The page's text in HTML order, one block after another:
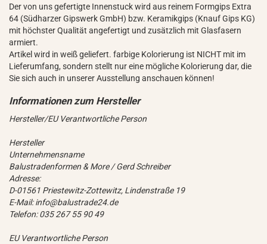
Der von uns gefertigte Innenstuck wird aus reinem Formgips Extra
64 (Südharzer Gipswerk GmbH) bzw. Keramikgips (Knauf Gips KG)
mit höchster Qualität angefertigt und zusätzlich mit Glasfasern
armiert.
Artikel wird in weiß geliefert. farbige Kolorierung ist NICHT mit im
Lieferumfang, sondern stellt nur eine mögliche Kolorierung dar, die
Sie sich auch in unserer Ausstellung anschauen können!
Hersteller/EU Verantwortliche Person
Hersteller
Unternehmensname
Balustradenformen & More / Gerd Schreiber
Adresse:
D-01561 Priestewitz-Zottewitz, Lindenstraße 19
E-Mail: info@balustrade24.de
Telefon: 035 267 55 90 49
EU Verantwortliche Person